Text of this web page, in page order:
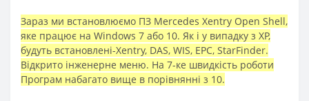
Зараз ми встановлюємо ПЗ Mercedes Xentry Open Shell,
яке працює на Windows 7 або 10. Як і у випадку з XP,
будуть встановлені-Xentry, DAS, WIS, EPC, StarFinder.
Відкрито інженерне меню. На 7-ке швидкість роботи
Програм набагато вище в порівнянні з 10.